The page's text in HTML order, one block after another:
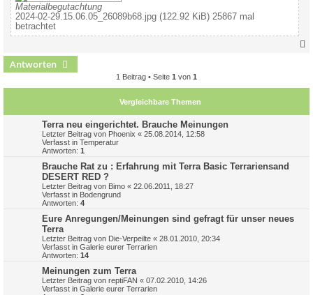
Materialbegutachtung
2024-02-29.15.06.05_26089b68.jpg (122.92 KiB) 25867 mal
betrachtet
Antworten
1 Beitrag • Seite 1 von 1
Vergleichbare Themen
Terra neu eingerichtet. Brauche Meinungen
Letzter Beitrag von Phoenix « 25.08.2014, 12:58
Verfasst in Temperatur
Antworten: 1
Brauche Rat zu : Erfahrung mit Terra Basic Terrariensand
DESERT RED ?
Letzter Beitrag von Bimo « 22.06.2011, 18:27
Verfasst in Bodengrund
Antworten: 4
Eure Anregungen/Meinungen sind gefragt für unser neues
Terra
Letzter Beitrag von Die-Verpeilte « 28.01.2010, 20:34
Verfasst in Galerie eurer Terrarien
Antworten: 14
Meinungen zum Terra
Letzter Beitrag von reptiFAN « 07.02.2010, 14:26
Verfasst in Galerie eurer Terrarien